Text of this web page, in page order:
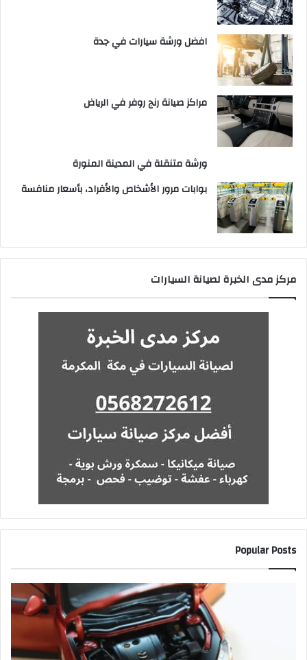
افضل ورشة سيارات في جدة
مراكز صيانة رنج روفر في الرياض
ورشة متنقلة في المدينة المنورة
بوابات مرور الأشخاص والأفراد، بأسعار منافسة
مركز مدى الخبرة لصيانة السيارات
Popular Posts